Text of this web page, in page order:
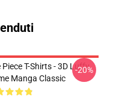
Piece T-Shirts - 3D Luffy
Manga Classic
-20%